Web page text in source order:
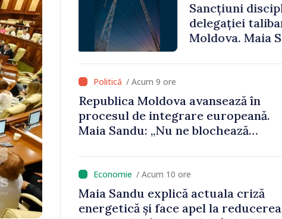
Sancțiuni disciplinare după vizita
delegației talibanilor în Republica
Moldova. Maia Sandu: „Este rușinos
că oameni cu funcții înalte nu
/ Acum 9 ore
Republica Moldova avansează în
procesul de integrare europeană.
Maia Sandu: „Nu ne blochează
/ Acum 10 ore
Maia Sandu explică actuala criză
energetică și face apel la reducerea